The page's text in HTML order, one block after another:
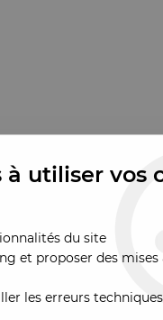
utiliser vos
du site
et proposer des mises
les erreurs techniques